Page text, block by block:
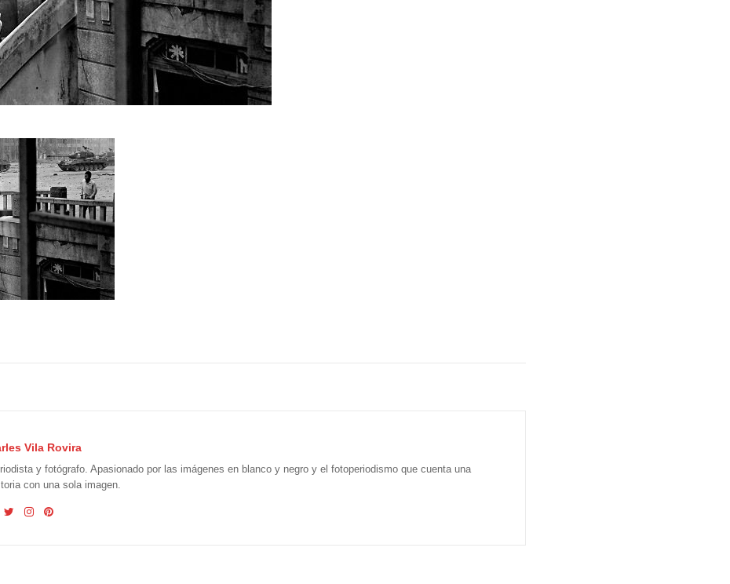
Vila Rovira
y fotógrafo. Apasionado por las imágenes en blanco y negro y el fotoperiodismo que cuenta una
con una sola imagen.